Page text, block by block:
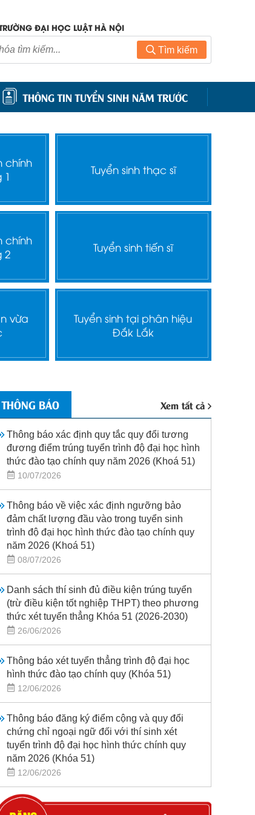
ĐẠI HỌC LUẬT HÀ NỘI
Tìm kiếm
THÔNG TIN TUYỂN SINH NĂM TRƯỚC
chính
Tuyển sinh thạc sĩ
chính
2
Tuyển sinh tiến sĩ
vừa
Tuyển sinh tại phân hiệu
Đắk Lắk
THÔNG BÁO Xem tất cả
Thông báo xác định quy tắc quy đổi tương
đương điểm trúng tuyển trình độ đại học hình
thức đào tạo chính quy năm 2026 (Khoá 51)
10/07/2026
Thông báo về việc xác định ngưỡng bảo
đảm chất lượng đầu vào trong tuyển sinh
trình độ đại học hình thức đào tạo chính quy
năm 2026 (Khoá 51)
08/07/2026
Danh sách thí sinh đủ điều kiện trúng tuyển
(trừ điều kiện tốt nghiệp THPT) theo phương
thức xét tuyển thẳng Khóa 51 (2026-2030)
26/06/2026
Thông báo xét tuyển thẳng trình độ đại học
hình thức đào tạo chính quy (Khóa 51)
12/06/2026
Thông báo đăng ký điểm cộng và quy đổi
chứng chỉ ngoại ngữ đối với thí sinh xét
tuyển trình độ đại học hình thức chính quy
năm 2026 (Khóa 51)
12/06/2026